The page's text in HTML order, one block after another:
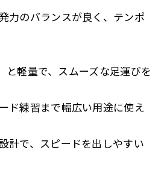
力のバランスが良く、テンポ
と軽量で、スムーズな足運びを
ド練習まで幅広い用途に使え
計で、スピードを出しやすい